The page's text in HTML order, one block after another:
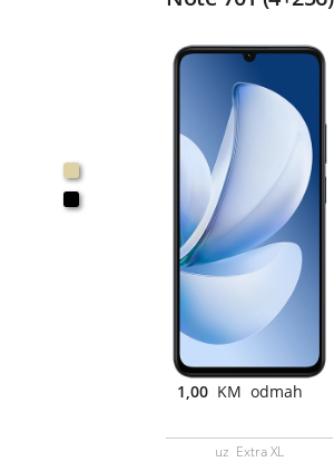
1,00 KM odmah
uz Extra XL